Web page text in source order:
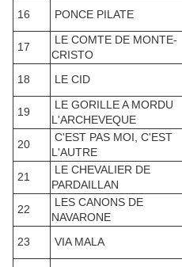
16
PONCE PILATE
17
LE COMTE DE MONTE-
CRISTO
18
LE CID
19
LE GORILLE A MORDU
L'ARCHEVEQUE
20
C'EST PAS MOI, C'EST
L'AUTRE
21
LE CHEVALIER DE
PARDAILLAN
22
LES CANONS DE
NAVARONE
23
VIA MALA